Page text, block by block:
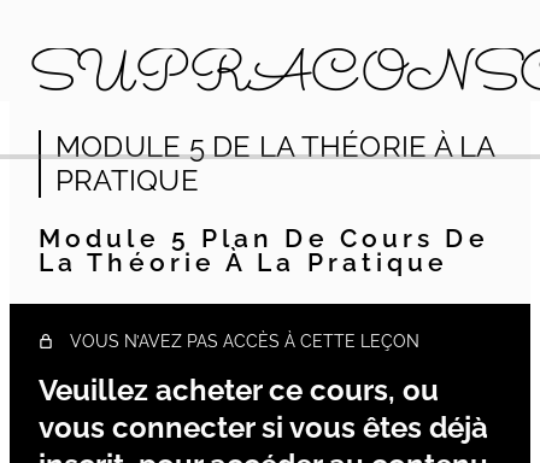
MODULE 1 INTRODUCTION À LA
SUPRÂCONSCIENCE
14 leçons
MODULE 2 VOIR AU DELÀ DE…
10 leçons
MODULE 3 L'EXPANSION DE LA
PERCEPTION
MODULE 4 LES 5 MAÎTRISES
8 leçons
MODULE 5 DE LA THÉORIE À LA
PRATIQUE
MODULE 5 DE LA THÉORIE À LA
PRATIQUE
Module 5 Plan De Cours De
La Théorie À La Pratique
VOUS N’AVEZ PAS ACCÈS À CETTE LEÇON
Veuillez acheter ce cours, ou
vous connecter si vous êtes déjà